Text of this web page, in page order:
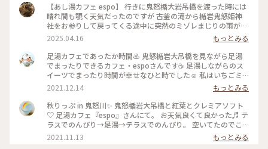
【あし湯カフェ espo】 行きに鬼怒楯大岩吊橋を渡った時には
晴れ間も覗く天気だったのですが 古釜の滝から楯岩鬼怒姫神
社をお参りして戻ってくる途中に突然のミゾレまじりの雨が😫
☔ 駆け足で吊橋を渡ってその先にあるあし湯カフェで雨宿りで
す☕️ こちらのカフェはホテルサンシャイン鬼怒川さんのカフェ
です 宿泊してなくてもカフェ利用ができました🙆‍♀️ 注文する時
にあし湯利用ですと伝えるとありがたいことにタオルも貸して
もらえます(*´꒳`*) 雨に濡れたのと気温が寒かったのであった
かいコーヒーを頂こうかと思ったんですが あし湯に浸かりな
がらなのでせっかくだから鬼怒川サイダーのいちごにしてみま
した🍓 サイダーは人工的なイチゴの味ではなくちゃんと果汁
のイチゴの味がしてめちゃ美味しかったです😋 おまけの4枚目
はお手洗いをお借りした際にホテルサンシャイン鬼怒川さんの
ロビーを通るんですが 何故かシロクマさんがいらっしゃいま
してびっくり🐻‍❄️ｶﾞｵｰ あとお手洗いのマークもイチゴちゃんで
2025.04.16
もっとみる
足湯カフェであったか時間♨️ 鬼怒楯岩大吊橋を見ながら足湯
でまったりできるカフェ・espoさんです☕️ 足湯しながらのス
イーツでまったり時間が幸せなひと時でした☺️ 私はいちごミ
ルク🍓のドリンクをいただきました！ 冷たかったけれど、足湯
しながらなのでちょうどよかったです😊 母はアイスやゼリー
などが中に入っている、珈琲モンブランを頼みました！ コー
ヒーパウダーの紅葉🍁が秋らしかったです。 高い所が苦手で、
吊橋は途中までしか渡れなかったのでカフェからの素敵な眺め
を楽しめてよかったです✨ 入った時は熱めかな？と思ったけれ
ど、慣れてくると心地よくて、ついつい長居をしてしまいまし
2021.12.14
もっとみる
秋りっぷ in 鬼怒川✨ 鬼怒楯岩大吊橋と紅葉とクレミアソフト
♡ 足湯カフェ『espo』さんにて。 お天気良くて良かった♬ テ
ラスでのんびり→足湯→テラスでのんびり。 空いてたのでこ
れをエンドレスで（笑） ブルーハワイの炭酸氷（コオリなん
です🧊）が 青空とリンクしているようでした💙 #足湯カフェ
2021.11.13 もっとみる